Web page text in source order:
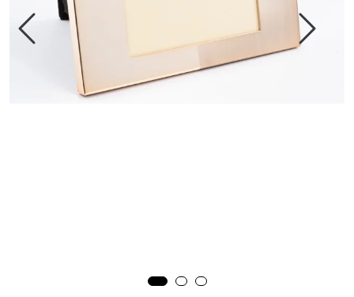
Speil
Trykk av bilder/skilt og innramming
SOMMEROUTLET